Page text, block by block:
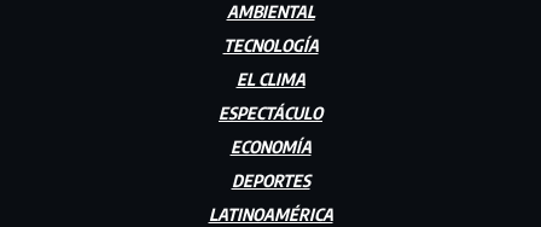
AMBIENTAL
TECNOLOGÍA
EL CLIMA
ESPECTÁCULO
ECONOMÍA
DEPORTES
LATINOAMÉRICA